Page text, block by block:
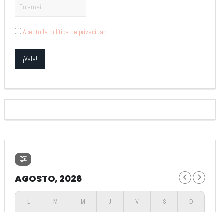
Acepto la política de privacidad
AGOSTO, 2026